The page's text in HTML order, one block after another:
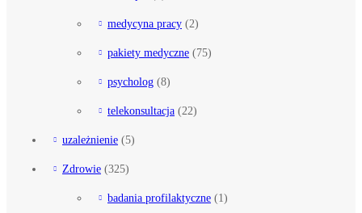
medycyna pracy (2)
pakiety medyczne (75)
psycholog (8)
telekonsultacja (22)
uzależnienie (5)
Zdrowie (325)
badania profilaktyczne (1)